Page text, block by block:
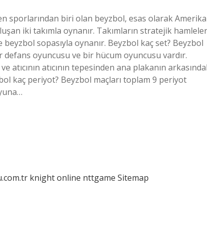
sporlarından biri olan beyzbol, esas olarak Amerika
iki takımla oynanır. Takımların stratejik
sopasıyla oynanır. Beyzbol kaç set? Beyzbol
oyuncusu ve bir hücum oyuncusu vardır.
atıcının tepesinden ana plakanın
kaç periyot? Beyzbol maçları toplam 9 periyot
knight online nttgame Sitemap